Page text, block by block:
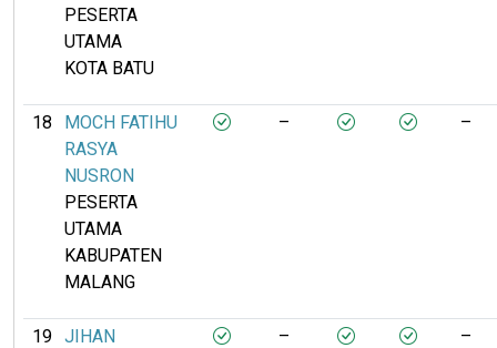
PESERTA
UTAMA
KOTA BATU
18
MOCH FATIHU
RASYA
NUSRON
PESERTA
UTAMA
KABUPATEN
MALANG
– –
19
JIHAN
– –